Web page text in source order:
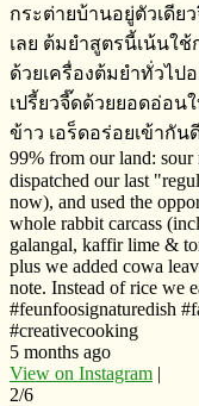
กระต่ายบ้านอยู่ตัวเดีย
เลย​ ต้มยำสูตรนี้เน้นใ
ด้วยเครื่องต้มยำทั่วไป
เปรี้ยวจี๊ดด้วยยอดอ่อน
ข้าว​ เอร็ดอร่อย​เข้ากัน
99% from our land:
dispatched our last
now), and used the
whole rabbit carcass
galangal, kaffir lime &
plus we added cowa
note. Instead of rice we
#feunfoosignaturedish
#creativecooking
5 months ago
View on Instagram |
2/6